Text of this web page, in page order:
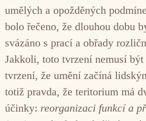
umělých a opožděných
bolo řečeno, že dlouhou dobu
svázáno s prací a obřady
Jakkoli, toto tvrzení nemusí být
tvrzení, že umění začíná
totiž pravda, že teritorium má
účinky: reorganizaci funkcí a